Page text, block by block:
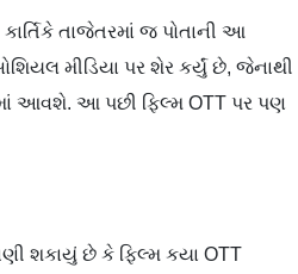
તાજેતરમાં જ પોતાની આ
મીડિયા પર શેર કર્યું છે, જેનાથી
આવશે. આ પછી ફિલ્મ OTT પર પણ
શકાયું છે કે ફિલ્મ કયા OTT